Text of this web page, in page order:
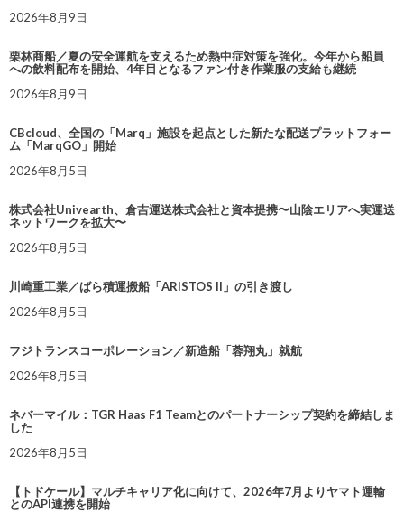
2026年8月9日
栗林商船／夏の安全運航を支えるため熱中症対策を強化。今年から船員
への飲料配布を開始、4年目となるファン付き作業服の支給も継続
2026年8月9日
CBcloud、全国の「Marq」施設を起点とした新たな配送プラットフォー
ム「MarqGO」開始
2026年8月5日
株式会社Univearth、倉吉運送株式会社と資本提携〜山陰エリアへ実運送
ネットワークを拡大〜
2026年8月5日
川崎重工業／ばら積運搬船「ARISTOS II」の引き渡し
2026年8月5日
フジトランスコーポレーション／新造船「蓉翔丸」就航
2026年8月5日
ネバーマイル：TGR Haas F1 Teamとのパートナーシップ契約を締結しま
した
2026年8月5日
【トドケール】マルチキャリア化に向けて、2026年7月よりヤマト運輸
とのAPI連携を開始